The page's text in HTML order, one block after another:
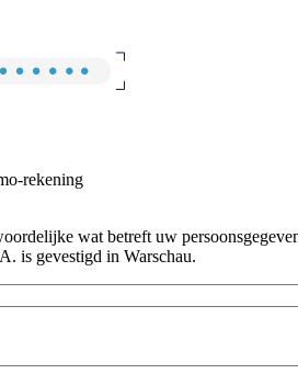
rekening
wat betreft uw
is gevestigd in Warschau.